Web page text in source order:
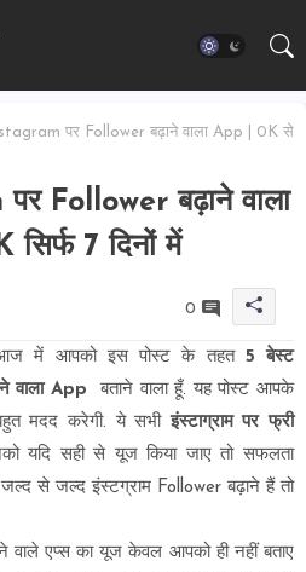
पर Follower बढ़ाने वाला App | 0K से
Follower बढ़ाने वाला
7 दिनों में
0
आज में आपको इस पोस्ट के तहत 5 बेस्ट
वाला App बताने वाला हूँ. यह पोस्ट आपके
बहुत मदद करेगी. ये सभीइंस्टाग्राम पर फ्री
यदि सही से यूज किया जाए तो सफलता
से जल्द इंस्टग्राम Follower बढ़ाने हैं तो
वाले एप्स का यूज केवल आपको ही नहीं बताए